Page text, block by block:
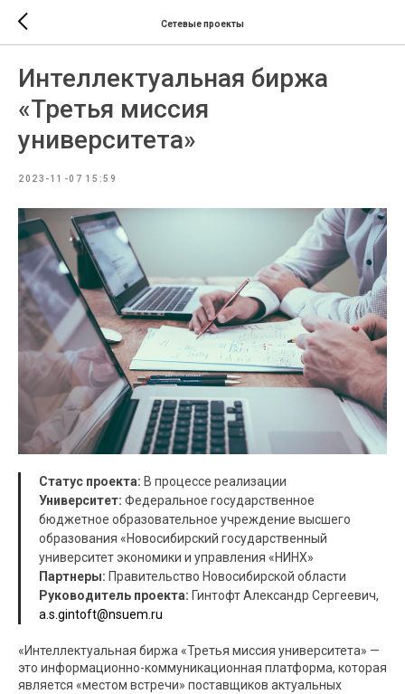
Сетевые проекты
Интеллектуальная биржа
«Третья миссия
университета»
2023-11-07 15:59
Статус проекта: В процессе реализации
Университет: Федеральное государственное
бюджетное образовательное учреждение высшего
образования «Новосибирский государственный
университет экономики и управления «НИНХ»
Партнеры: Правительство Новосибирской области
Руководитель проекта: Гинтофт Александр Сергеевич,
a.s.gintoft@nsuem.ru
«Интеллектуальная биржа «Третья миссия университета» —
это информационно-коммуникационная платформа, которая
является «местом встречи» поставщиков актуальных